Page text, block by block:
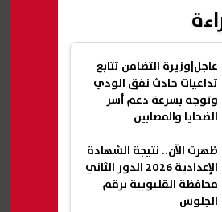
عاجل|وزيرة التضامن تتابع
تداعيات حادث نفق الودي
وتوجه بسرعة دعم أسر
الضحايا والمصابين
ظهرت الآن.. نتيجة الشهادة
الإعدادية 2026 الدور الثاني
محافظة القليوبية برقم
الجلوس